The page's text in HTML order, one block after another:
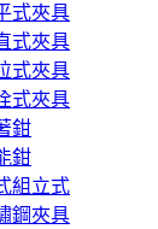
式夾具
式夾具
式夾具
式夾具
鉗
鉗
組立式
鋼夾具